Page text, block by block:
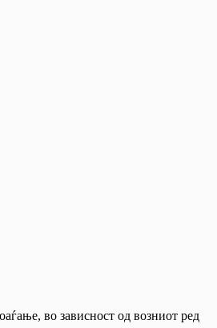
во зависност од возниот ред